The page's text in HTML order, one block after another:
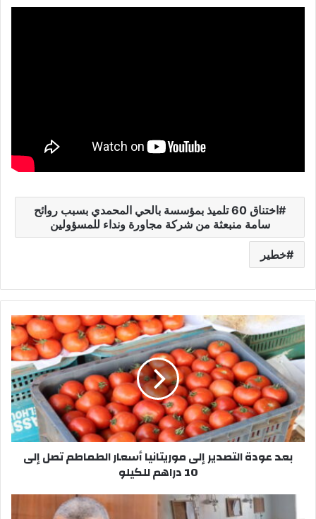
اختناق 60 تلميذ بمؤسسة بالحي المحمدي بسبب روائح
سامة منبعثة من شركة مجاورة ونداء للمسؤولين
خطير
ب
ع
د
ع
و
ة
ا
ل
بعد عودة التصدير إلى موريتانيا أسعار الطماطم تصل إلى
10 دراهم للكيلو
ع